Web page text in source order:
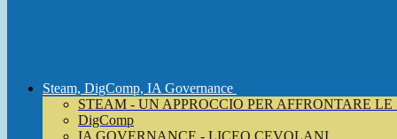
Steam, DigComp, IA Governance
STEAM - UN APPROCCIO PER AFFRONTARE
DigComp